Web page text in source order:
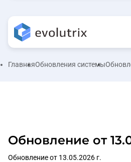
ГлавнаяОбновления системы
Обновление от
Обновление от 13.05.2026 г.